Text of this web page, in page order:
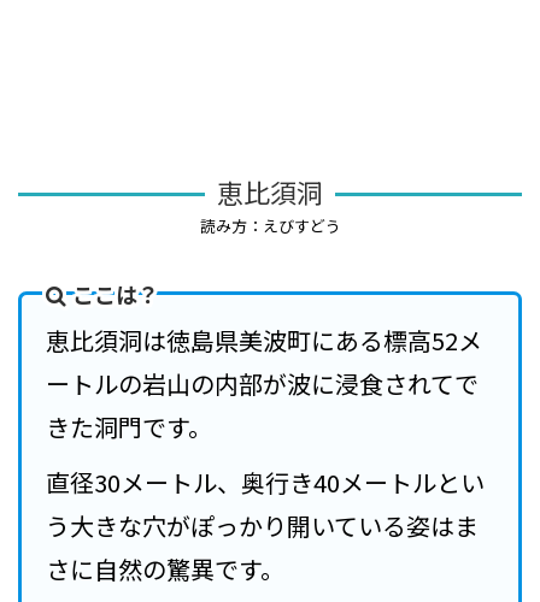
恵比須洞
読み方：えびすどう
ここは？
恵比須洞は徳島県美波町にある標高52メ
ートルの岩山の内部が波に浸食されてで
きた洞門です。
直径30メートル、奥行き40メートルとい
う大きな穴がぽっかり開いている姿はま
さに自然の驚異です。